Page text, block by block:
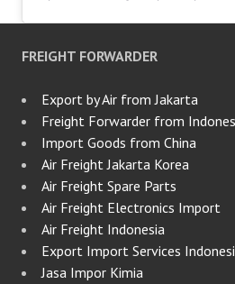
FREIGHT FORWARDER
Export by Air from Jakarta
Freight Forwarder from
Import Goods from China
Air Freight Jakarta Korea
Air Freight Spare Parts
Air Freight Electronics Import
Air Freight Indonesia
Export Import Services
Jasa Impor Kimia